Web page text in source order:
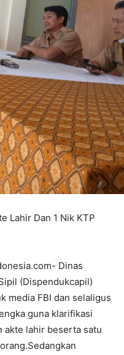
Lahir Dan 1 Nik KTP
Dinas
(Dispendukcapil)
media FBI dan selaligus
guna klarifikasi
akte lahir beserta satu